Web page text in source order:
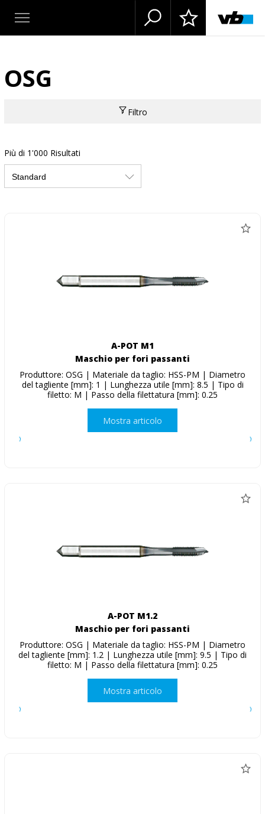
OSG
Filtro
Più di 1'000 Risultati
A-POT M1
Maschio per fori passanti
Produttore: OSG | Materiale da taglio: HSS-PM | Diametro
del tagliente [mm]: 1 | Lunghezza utile [mm]: 8.5 | Tipo di
filetto: M | Passo della filettatura [mm]: 0.25
Mostra articolo
A-POT M1.2
Maschio per fori passanti
Produttore: OSG | Materiale da taglio: HSS-PM | Diametro
del tagliente [mm]: 1.2 | Lunghezza utile [mm]: 9.5 | Tipo di
filetto: M | Passo della filettatura [mm]: 0.25
Mostra articolo